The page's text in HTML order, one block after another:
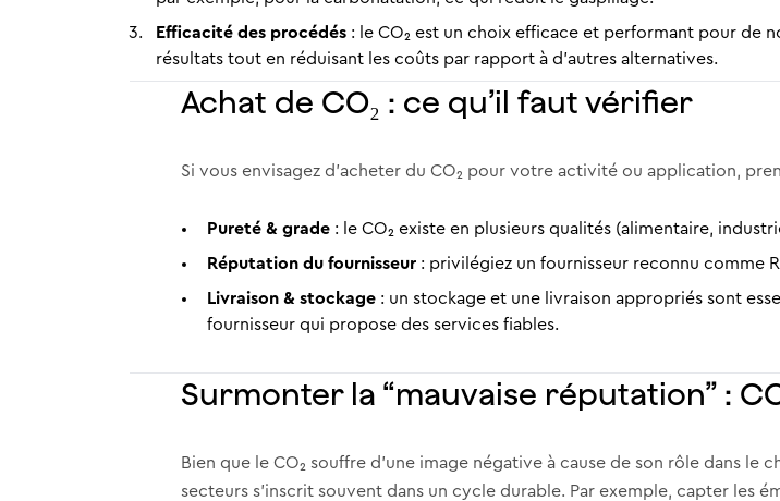
Efficacité des procédés: le CO₂ est un choix efficace et performant pour de
résultats tout en réduisant les coûts par rapport à d’autres alternatives.
Achat de CO₂ : ce qu’il faut vérifier
Si vous envisagez d’acheter du CO₂ pour votre activité ou application,
Pureté & grade: le CO₂ existe en plusieurs qualités (alimentaire,
Réputation du fournisseur: privilégiez un fournisseur reconnu comme
Livraison & stockage: un stockage et une livraison appropriés sont
fournisseur qui propose des services fiables.
Surmonter la “mauvaise réputation” :
Bien que le CO₂ souffre d’une image négative à cause de son rôle dans
secteurs s’inscrit souvent dans un cycle durable. Par exemple, capter les